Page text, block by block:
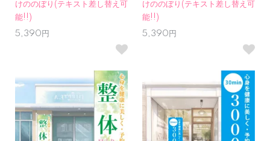
けののぼり(テキスト差し替え可
能!!)
5,390円
けののぼり(テキスト差し替え可
能!!)
5,390円